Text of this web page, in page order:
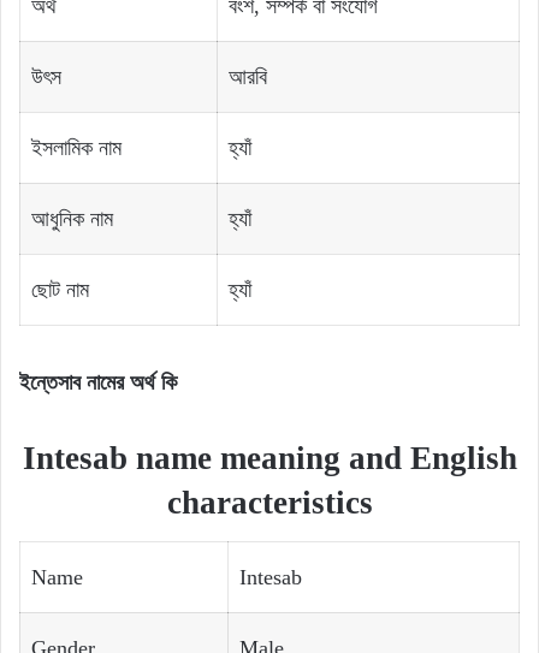
অর্থ বংশ, সম্পর্ক বা সংযোগ
উৎস আরবি
ইসলামিক নাম হ্যাঁ
আধুনিক নাম হ্যাঁ
ছোট নাম হ্যাঁ
ইন্তেসাব নামের অর্থ কি
Intesab name meaning and English
characteristics
Name Intesab